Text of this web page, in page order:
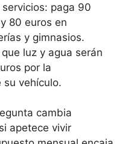
paga 90
80 euros en
y gimnasios.
luz y agua serán
por la
su vehículo.
cambia
apetece vivir